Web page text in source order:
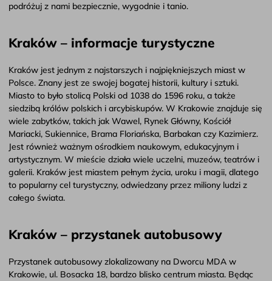
podróżuj z nami bezpiecznie, wygodnie i tanio.
Kraków – informacje turystyczne
Kraków jest jednym z najstarszych i najpiękniejszych miast w
Polsce. Znany jest ze swojej bogatej historii, kultury i sztuki.
Miasto to było stolicą Polski od 1038 do 1596 roku, a także
siedzibą królów polskich i arcybiskupów. W Krakowie znajduje się
wiele zabytków, takich jak Wawel, Rynek Główny, Kościół
Mariacki, Sukiennice, Brama Floriańska, Barbakan czy Kazimierz.
Jest również ważnym ośrodkiem naukowym, edukacyjnym i
artystycznym. W mieście działa wiele uczelni, muzeów, teatrów i
galerii. Kraków jest miastem pełnym życia, uroku i magii, dlatego
to popularny cel turystyczny, odwiedzany przez miliony ludzi z
całego świata.
Kraków – przystanek autobusowy
Przystanek autobusowy zlokalizowany na Dworcu MDA w
Krakowie, ul. Bosacka 18, bardzo blisko centrum miasta. Będąc